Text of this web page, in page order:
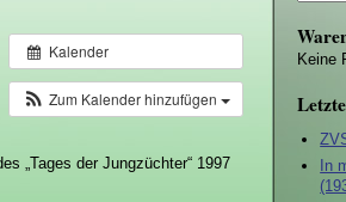
Kalender
Zum Kalender hinzufügen
„Tages der Jungzüchter“ 1997
Keine
In